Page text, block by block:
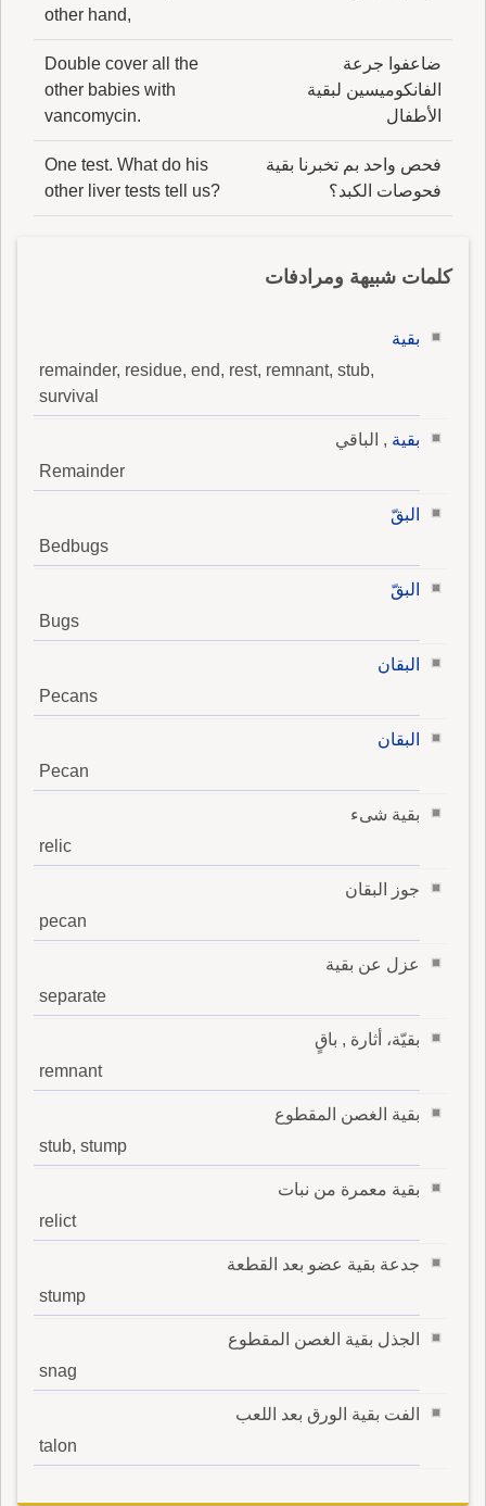
other hand,
ضاعفوا جرعة
الفانكوميسين لبقية
الأطفال
Double cover all the
other babies with
vancomycin.
فحص واحد بم تخبرنا بقية
فحوصات الكبد؟
One test. What do his
other liver tests tell us?
كلمات شبيهة ومرادفات
بقية
remainder, residue, end, rest, remnant, stub,
survival
بقية , الباقي
Remainder
البقّ
Bedbugs
البقّ
Bugs
البقان
Pecans
البقان
Pecan
بقية شىء
relic
جوز البقان
pecan
عزل عن بقية
separate
بقيّة، أثارة , باقٍ
remnant
بقية الغصن المقطوع
stub, stump
بقية معمرة من نبات
relict
جدعة بقية عضو بعد القطعة
stump
الجذل بقية الغصن المقطوع
snag
الفت بقية الورق بعد اللعب
talon